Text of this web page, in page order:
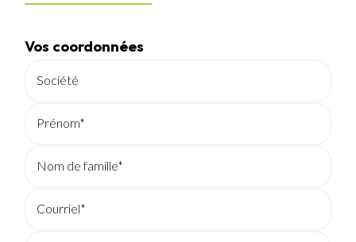
Vos coordonnées
Société
Prénom*
Nom de famille*
Courriel*